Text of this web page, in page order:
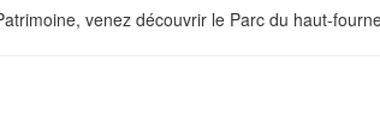
venez découvrir le Parc du haut-